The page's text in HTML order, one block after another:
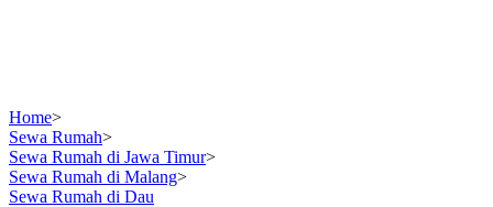
Home>
Sewa Rumah>
Sewa Rumah di Jawa Timur>
Sewa Rumah di Malang>
Sewa Rumah di Dau